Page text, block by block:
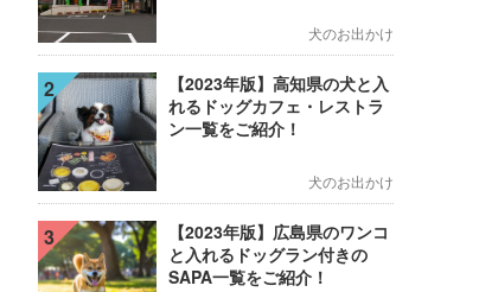
犬のお出かけ
2
【2023年版】高知県の犬と入
れるドッグカフェ・レストラ
ン一覧をご紹介！
犬のお出かけ
3
【2023年版】広島県のワンコ
と入れるドッグラン付きの
SAPA一覧をご紹介！